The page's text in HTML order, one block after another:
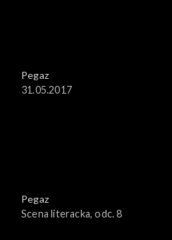
Pegaz
31.05.2017
Pegaz
Scena literacka, odc. 8